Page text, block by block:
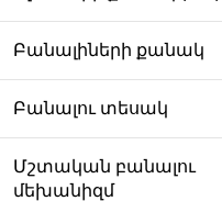
Բանալիների քանակ
Բանալու տեսակ
Մշտական բանալու
մեխանիզմ